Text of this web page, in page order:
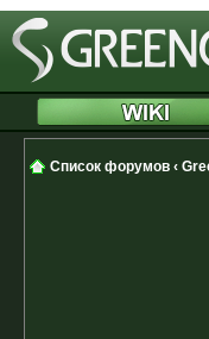
Список форумов ‹